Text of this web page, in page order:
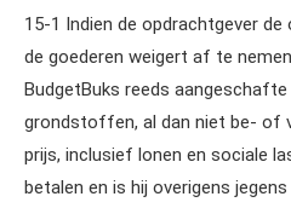
15‑1 Indien de opdrachtgever
de goederen weigert af te
BudgetBuks reeds
grondstoffen, al dan niet be‑ of
prijs, inclusief lonen en sociale
betalen en is hij overigens